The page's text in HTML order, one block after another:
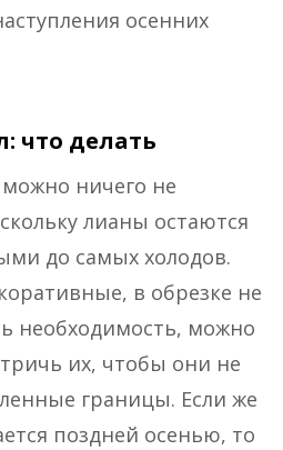
осенних
что делать
ничего не
лианы остаются
до самых холодов.
в обрезке не
необходимость, можно
их, чтобы они не
границы. Если же
поздней осенью, то